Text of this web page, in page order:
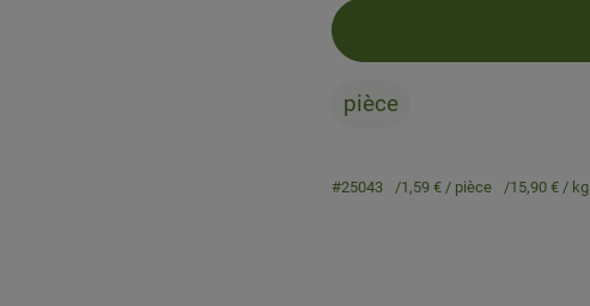
pièce
#25043 1,59 € / pièce 15,90 € / kg